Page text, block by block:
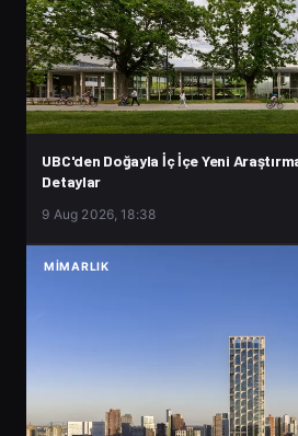
UBC'den Doğayla İç İçe Yeni
Detaylar
9 Aug 2026, 18:38
MIMARLIK